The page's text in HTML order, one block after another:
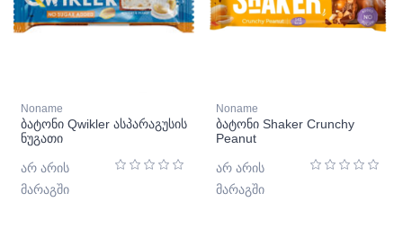
Noname
ბატონი Qwikler ასპარაგუსის
ნუგათი
არ არის
მარაგში
Noname
ბატონი Shaker Crunchy
Peanut
არ არის
მარაგში